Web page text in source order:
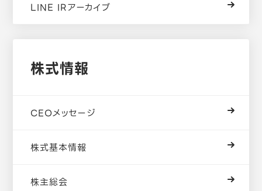
LINE IRアーカイブ
株式情報
CEOメッセージ
株式基本情報
株主総会